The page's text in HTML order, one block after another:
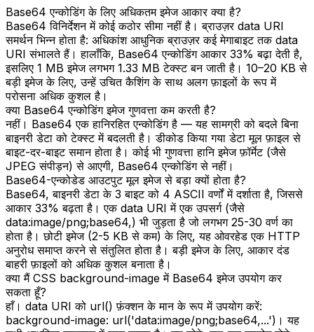
Base64 एन्कोडिंग के लिए अधिकतम इमेज आकार क्या है?
Base64 विनिर्देशन में कोई कठोर सीमा नहीं है। ब्राउज़र data URI
समर्थन भिन्न होता है: अधिकांश आधुनिक ब्राउज़र कई मेगाबाइट तक data
URI संभालते हैं। हालाँकि, Base64 एन्कोडिंग आकार 33% बढ़ा देती है,
इसलिए 1 MB इमेज लगभग 1.33 MB टेक्स्ट बन जाती है। 10–20 KB से
बड़ी इमेज के लिए, उन्हें उचित कैशिंग के साथ अलग फ़ाइलों के रूप में
परोसना अधिक कुशल है।
क्या Base64 एन्कोडिंग इमेज गुणवत्ता कम करती है?
नहीं। Base64 एक हानिरहित एन्कोडिंग है — यह सामग्री को बदले बिना
बाइनरी डेटा को टेक्स्ट में बदलती है। डीकोड किया गया डेटा मूल फ़ाइल से
बाइट-दर-बाइट समान होता है। कोई भी गुणवत्ता हानि इमेज फ़ॉर्मेट (जैसे
JPEG संपीड़न) से आएगी, Base64 एन्कोडिंग से नहीं।
Base64-एन्कोडेड आउटपुट मूल इमेज से बड़ा क्यों होता है?
Base64, बाइनरी डेटा के 3 बाइट को 4 ASCII वर्णों में दर्शाता है, जिससे
आकार 33% बढ़ता है। एक data URI में एक उपसर्ग (जैसे
data:image/png;base64,) भी जुड़ता है जो लगभग 25-30 वर्ण का
होता है। छोटी इमेज (2-5 KB से कम) के लिए, यह ओवरहेड एक HTTP
अनुरोध समाप्त करने से संतुलित होता है। बड़ी इमेज के लिए, आकार दंड
बाहरी फ़ाइलों को अधिक कुशल बनाता है।
क्या मैं CSS background-image में Base64 इमेज उपयोग कर
सकता हूँ?
हाँ। data URI को url() फ़ंक्शन के मान के रूप में उपयोग करें:
background-image: url('data:image/png;base64,...')। यह